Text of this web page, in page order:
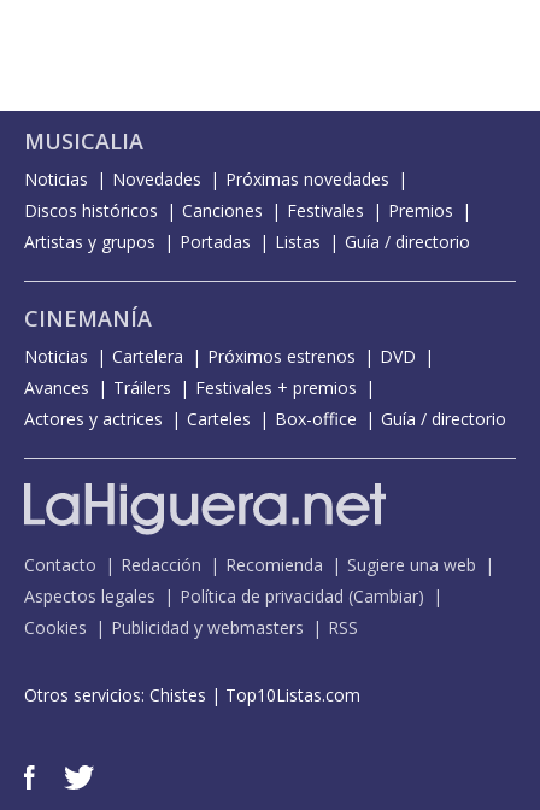
MUSICALIA
Noticias Novedades
Próximas novedades
Discos históricos
Canciones Festivales
Premios
Artistas y grupos
Portadas Listas Guía / directorio
CINEMANÍA
Noticias Cartelera Próximos estrenos
DVD
Avances
Tráilers
Festivales + premios
Actores y actrices
Carteles Box-office Guía / directorio
Contacto Redacción Recomienda
Sugiere una web
Aspectos legales
Política de privacidad (Cambiar)
Cookies
Publicidad y webmasters RSS
Otros servicios: Chistes | Top10Listas.com